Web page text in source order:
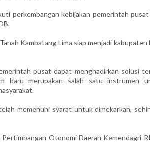
perkembangan kebijakan pemerintah
Kambatang Lima siap menjadi kabupaten
pusat dapat menghadirkan solusi
baru merupakan salah satu instrumen
memenuhi syarat untuk dimekarkan,
Otonomi Daerah Kemendagri